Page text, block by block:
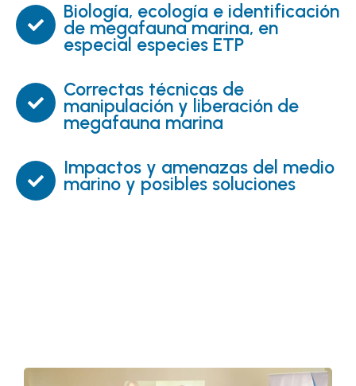
Biología, ecología e identificación
de megafauna marina, en
especial especies ETP
Correctas técnicas de
manipulación y liberación de
megafauna marina
Impactos y amenazas del medio
marino y posibles soluciones